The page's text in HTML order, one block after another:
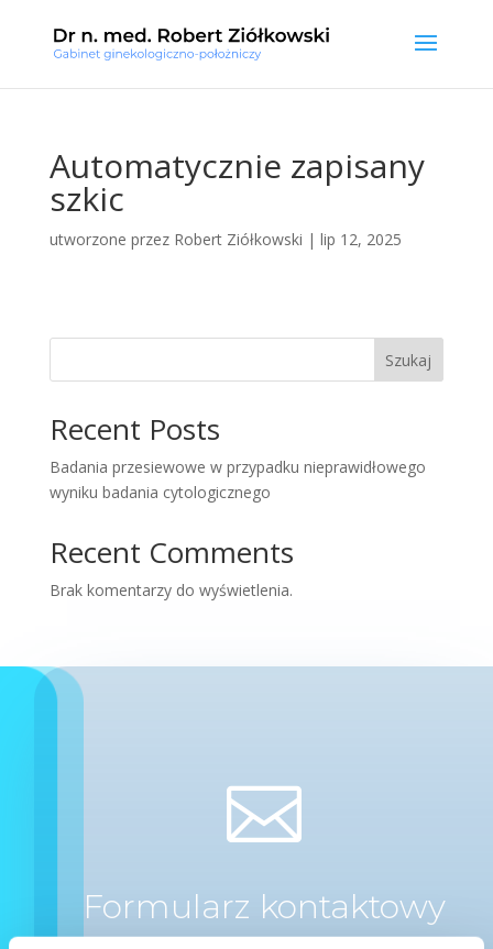
Automatycznie zapisany
szkic
utworzone przez Robert Ziółkowski | lip 12, 2025
Szukaj
Recent Posts
Badania przesiewowe w przypadku nieprawidłowego
wyniku badania cytologicznego
Recent Comments
Brak komentarzy do wyświetlenia.

Formularz kontaktowy